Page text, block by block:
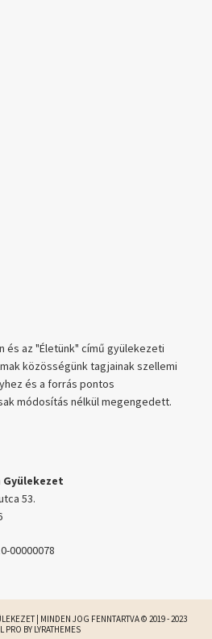
és az "Életünk" című gyülekezeti
közösségünk tagjainak szellemi
és a forrás pontos
módosítás nélkül megengedett.
53.
00000078
| MINDEN JOG FENNTARTVA © 2019 - 2023
PRO BY LYRATHEMES